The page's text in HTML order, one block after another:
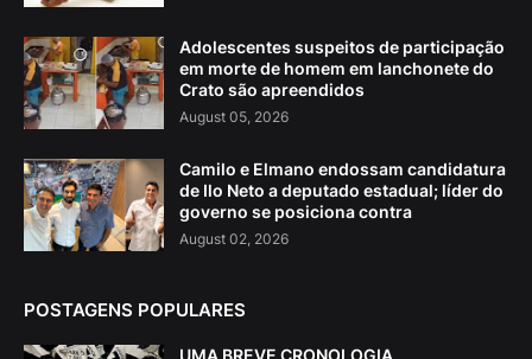
Adolescentes suspeitos de participação
em morte de homem em lanchonete do
Crato são apreendidos
August 05, 2026
Camilo e Elmano endossam candidatura
de Ilo Neto a deputado estadual; líder do
governo se posiciona contra
August 02, 2026
POSTAGENS POPULARES